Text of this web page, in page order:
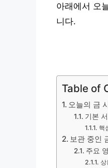
아래에서 오
니다.
Table of
오늘의 금
기본
핵
보관 중인
주요
상